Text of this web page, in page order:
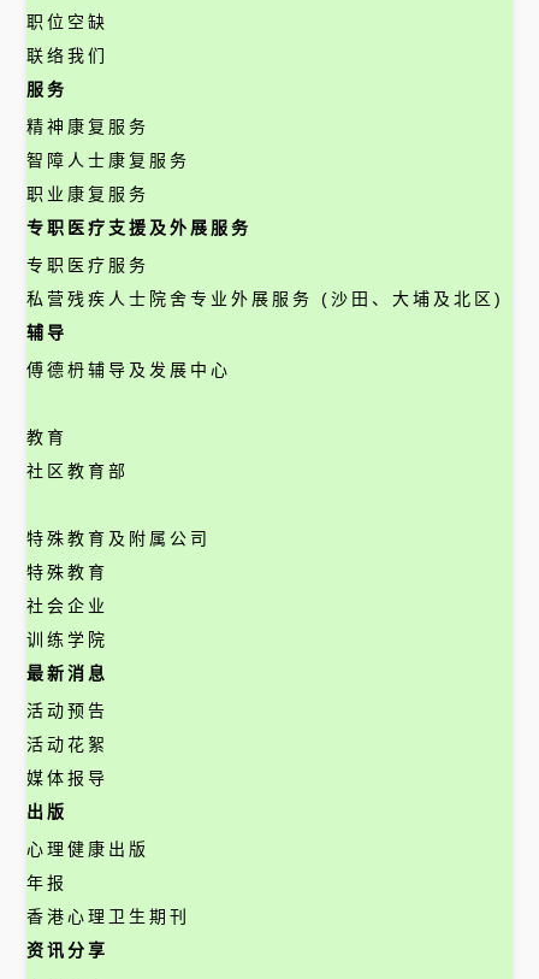
职位空缺
联络我们
服务
精神康复服务
智障人士康复服务
职业康复服务
专职医疗支援及外展服务
专职医疗服务
私营残疾人士院舍专业外展服务 (沙田、大埔及北区)
辅导
傅德枬辅导及发展中心
教育
社区教育部
特殊教育及附属公司
特殊教育
社会企业
训练学院
最新消息
活动预告
活动花絮
媒体报导
出版
心理健康出版
年报
香港心理卫生期刊
资讯分享